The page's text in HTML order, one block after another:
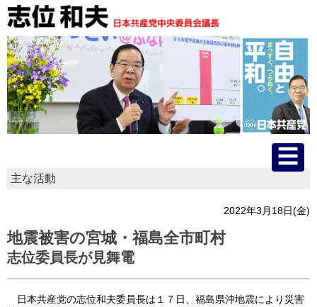
プロフィール
主な活動
国会質問
主な活動
2022年3月18日(金)
地震被害の宮城・福島全市町村
志位委員長が見舞電
日本共産党の志位和夫委員長は１７日、福島県沖地震により災害